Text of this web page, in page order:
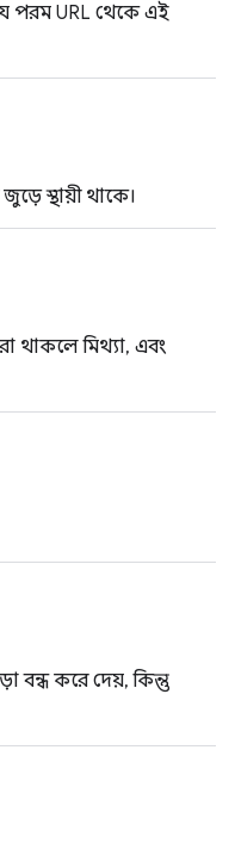
পরম URL থেকে এই
স্থায়ী থাকে।
থাকলে মিথ্যা, এবং
বন্ধ করে দেয়, কিন্তু